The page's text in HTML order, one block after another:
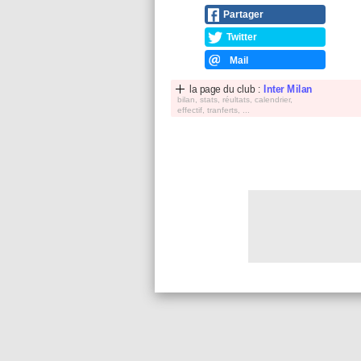
Partager
Twitter
Mail
la page du club : Inter Milan
bilan, stats, réultats, calendrier,
effectif, tranferts, ...